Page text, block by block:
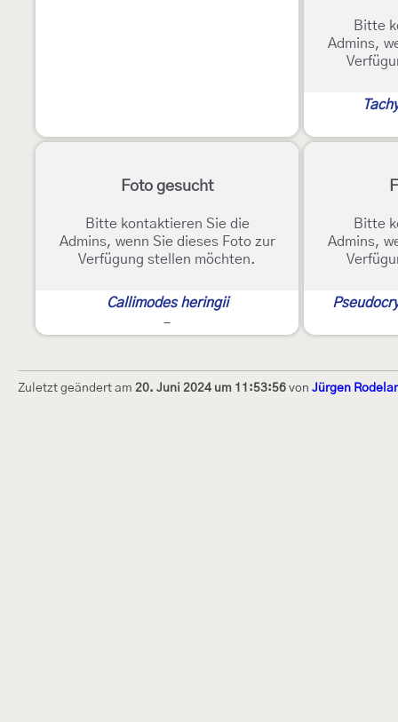
Bitte
Admins,
Foto gesucht
Bitte kontaktieren Sie die
Admins, wenn Sie dieses Foto zur
Verfügung stellen möchten.
Callimodes heringii
-
Bitte
Admins,
Zuletzt geändert am 20. Juni 2024 um 11:53:56 von Jürgen